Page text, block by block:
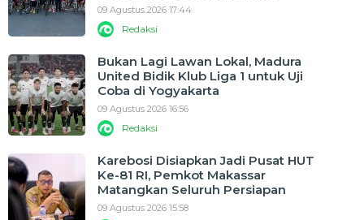
09 Agustus 2026 17:44
Redaksi
Bukan Lagi Lawan Lokal, Madura
United Bidik Klub Liga 1 untuk Uji
Coba di Yogyakarta
09 Agustus 2026 16:56
Redaksi
Karebosi Disiapkan Jadi Pusat HUT
Ke-81 RI, Pemkot Makassar
Matangkan Seluruh Persiapan
09 Agustus 2026 15:58